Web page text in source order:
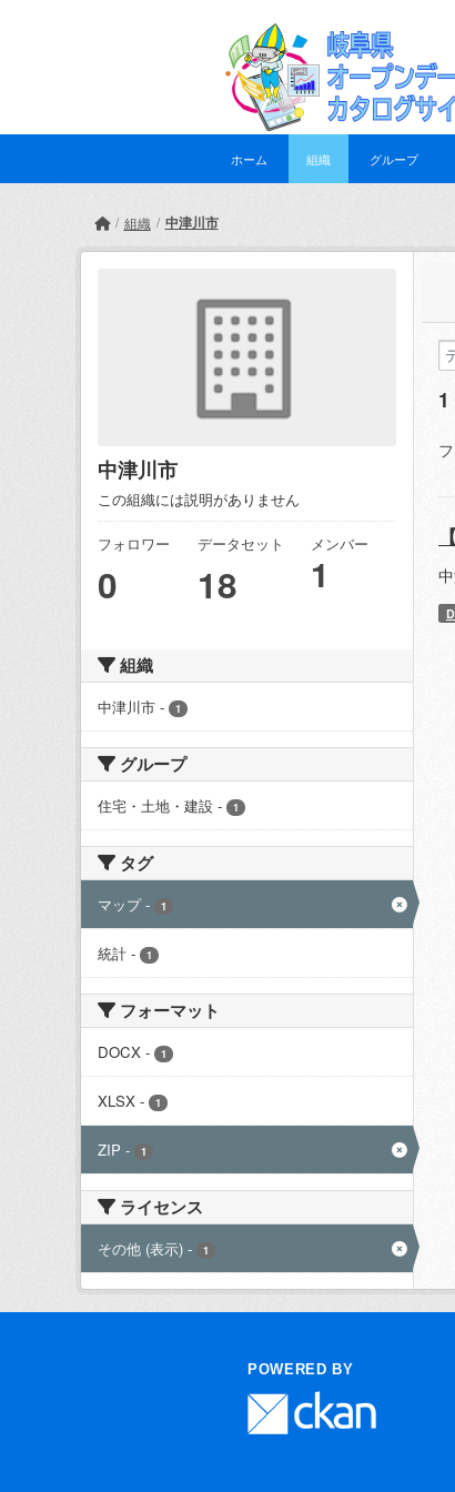
ホーム 組織 グループ
組織 中津川市
中津川市
この組織には説明がありません
フォロワー
0
データセット
18
メンバー
1
組織
中津川市 - 1
グループ
住宅・土地・建設 - 1
タグ
マップ - 1
統計 - 1
フォーマット
DOCX - 1
XLSX - 1
ZIP - 1
ライセンス
その他 (表示) - 1
POWERED BY